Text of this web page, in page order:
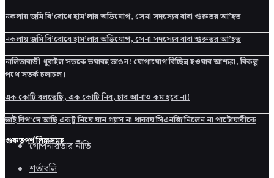
নকলায় জমি বি’রোধে হাম’লার অভিযোগ, সেনা সদস্যের বাবা গুরুতর আ’হত
নকলায় জমি বি’রোধে হাম’লার অভিযোগ, সেনা সদস্যের বাবা গুরুতর আ’হত
নালিতাবাড়ী-ধুরাইল সড়কে ভয়াবহ ভাঙন! যোগাযোগ বিচ্ছিন্ন হওয়ার আশঙ্কা, বিকল্প
পথে সতর্ক চলাচল।
এক কোটি বলতেছি, এক কোটি নিব, চার আনাও কম হবে না!
ভাই বিপ‘দে আছি একটু নিয়ে যান গ্যাস না থাকায় সিএনজি নিলেন না পাটোয়ারীকে
গুরুত্বপূর্ণ লিঙ্কসমূহ
গোপনীয়তার নীতি
শর্তাবলি